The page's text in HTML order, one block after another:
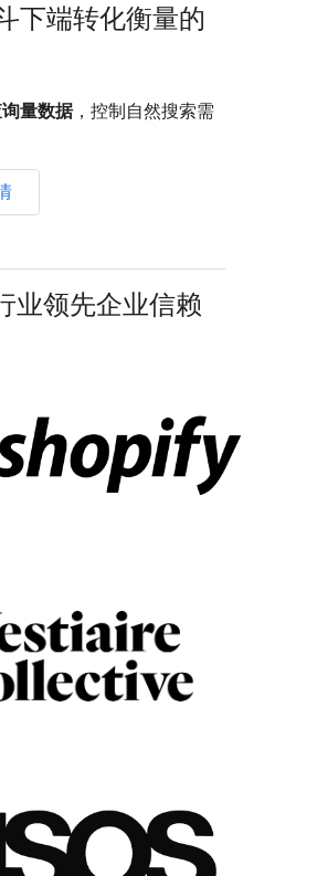
下端转化衡量的
量数据，控制自然搜索需
业领先企业信赖